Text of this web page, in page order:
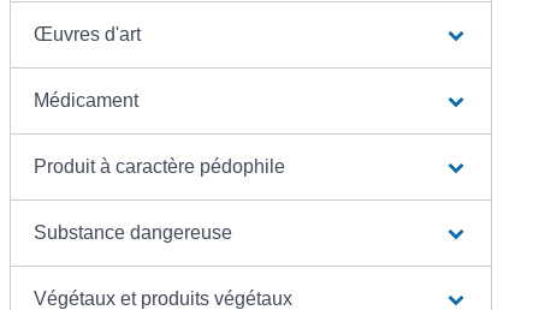
Œuvres d'art
Médicament
Produit à caractère pédophile
Substance dangereuse
Végétaux et produits végétaux